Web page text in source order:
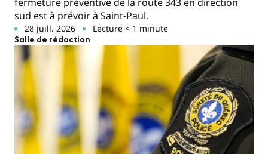
sud est à prévoir à Saint-Paul.
28 juill. 2026 Lecture < 1 minute
Salle de rédaction